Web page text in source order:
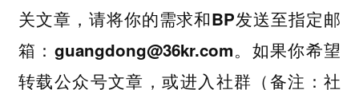
关文章 ，请将你的需求和BP发送至指定邮
箱：guangdong@36kr.com。如果你希望
转载公众号文章 ，或进入社群（备注：社